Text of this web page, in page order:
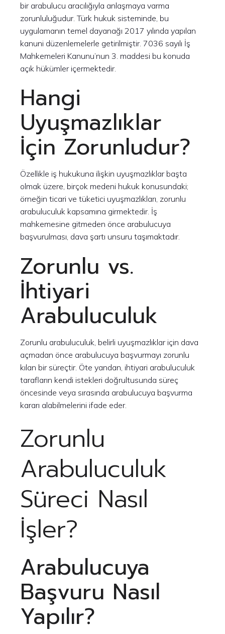
bir arabulucu aracılığıyla anlaşmaya varma
zorunluluğudur. Türk hukuk sisteminde, bu
uygulamanın temel dayanağı 2017 yılında yapılan
kanuni düzenlemelerle getirilmiştir. 7036 sayılı İş
Mahkemeleri Kanunu’nun 3. maddesi bu konuda
açık hükümler içermektedir.
Hangi
Uyuşmazlıklar
İçin Zorunludur?
Özellikle iş hukukuna ilişkin uyuşmazlıklar başta
olmak üzere, birçok medeni hukuk konusundaki;
örneğin ticari ve tüketici uyuşmazlıkları, zorunlu
arabuluculuk kapsamına girmektedir. İş
mahkemesine gitmeden önce arabulucuya
başvurulması, dava şartı unsuru taşımaktadır.
Zorunlu vs.
İhtiyari
Arabuluculuk
Zorunlu arabuluculuk, belirli uyuşmazlıklar için dava
açmadan önce arabulucuya başvurmayı zorunlu
kılan bir süreçtir. Öte yandan, ihtiyari arabuluculuk
tarafların kendi istekleri doğrultusunda süreç
öncesinde veya sırasında arabulucuya başvurma
kararı alabilmelerini ifade eder.
Zorunlu
Arabuluculuk
Süreci Nasıl
İşler?
Arabulucuya
Başvuru Nasıl
Yapılır?